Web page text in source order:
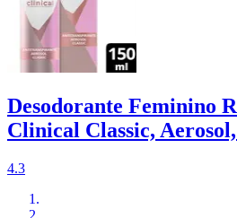
Desodorante Feminino
Clinical Classic,
4.3